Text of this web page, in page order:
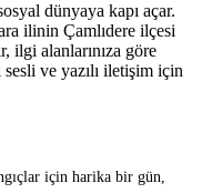
dünyaya kapı açar.
ilinin Çamlıdere ilçesi
ilgi alanlarınıza göre
ve yazılı iletişim için
için harika bir gün,